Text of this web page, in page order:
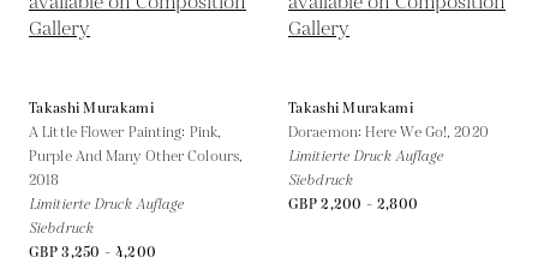
Takashi Murakami
A Little Flower Painting: Pink,
Purple And Many Other Colours,
2018
Limitierte Druck Auflage
Siebdruck
GBP 3,250 - 4,200
Takashi Murakami
Doraemon: Here We Go!,2020
Limitierte Druck Auflage
Siebdruck
GBP 2,200 - 2,800